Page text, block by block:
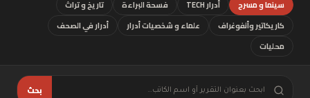
سينما و مسرح
أدرار TECH فسحة البراءة
تاريخ و تراث
كاريكاتير وأنفوغراف
علماء و شخصيات أدرار
أدرار في الصحف
محليات
بحث